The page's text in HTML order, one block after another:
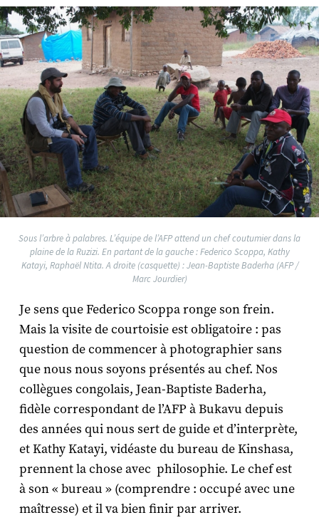
Sous l’arbre à palabres. L’équipe de l’AFP attend un chef coutumier dans la
plaine de la Ruzizi. En partant de la gauche : Federico Scoppa, Kathy
Katayi, Raphaël Ntita. A droite (casquette) : Jean-Baptiste Baderha (AFP /
Marc Jourdier)
Je sens que Federico Scoppa ronge son frein.
Mais la visite de courtoisie est obligatoire : pas
question de commencer à photographier sans
que nous nous soyons présentés au chef. Nos
collègues congolais, Jean-Baptiste Baderha,
fidèle correspondant de l’AFP à Bukavu depuis
des années qui nous sert de guide et d’interprète,
et Kathy Katayi, vidéaste du bureau de Kinshasa,
prennent la chose avec philosophie. Le chef est
à son « bureau » (comprendre : occupé avec une
maîtresse) et il va bien finir par arriver.